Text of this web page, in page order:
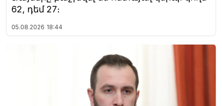
62, դեմ 27։
05.08.2026 18:44